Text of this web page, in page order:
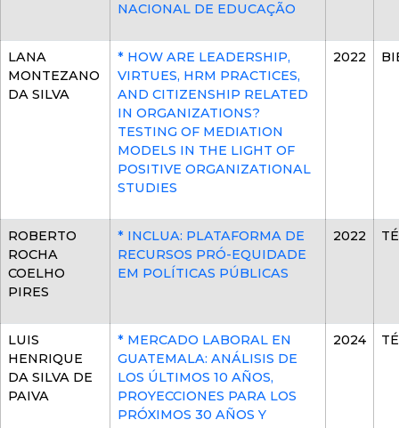
NACIONAL DE EDUCAÇÃO
LANA
MONTEZANO
DA SILVA
* HOW ARE LEADERSHIP,
VIRTUES, HRM PRACTICES,
AND CITIZENSHIP RELATED
IN ORGANIZATIONS?
TESTING OF MEDIATION
MODELS IN THE LIGHT OF
POSITIVE ORGANIZATIONAL
STUDIES
2022
ROBERTO
ROCHA
COELHO
PIRES
* INCLUA: PLATAFORMA DE
RECURSOS PRÓ-EQUIDADE
EM POLÍTICAS PÚBLICAS
2022
LUIS
HENRIQUE
DA SILVA DE
PAIVA
* MERCADO LABORAL EN
GUATEMALA: ANÁLISIS DE
LOS ÚLTIMOS 10 AÑOS,
PROYECCIONES PARA LOS
PRÓXIMOS 30 AÑOS Y
2024